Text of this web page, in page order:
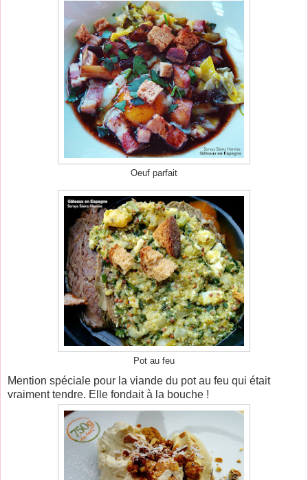
Oeuf parfait
Pot au feu
Mention spéciale pour la viande du pot au feu qui était
vraiment tendre. Elle fondait à la bouche !